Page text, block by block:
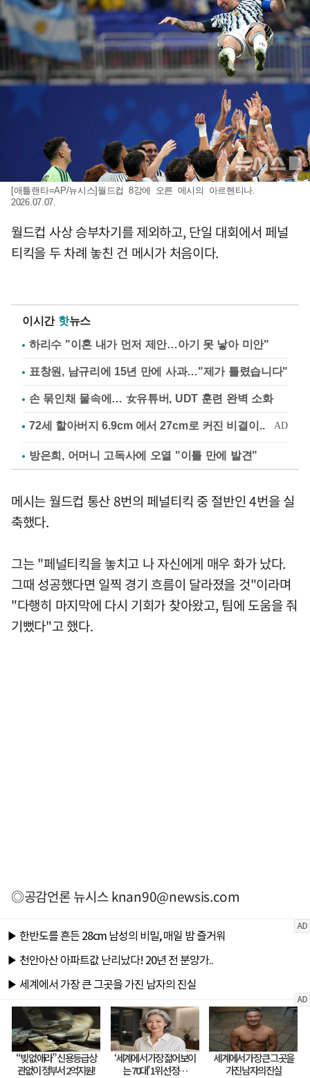
[애틀랜타=AP/뉴시스]월드컵 8강에 오른 메시의 아르헨티나.
2026.07.07.
월드컵 사상 승부차기를 제외하고, 단일 대회에서 페널
티킥을 두 차례 놓친 건 메시가 처음이다.
이시간 핫뉴스
하리수 "이혼 내가 먼저 제안…아기 못 낳아 미안"
표창원, 남규리에 15년 만에 사과…"제가 틀렸습니다"
손 묶인채 물속에… 女유튜버, UDT 훈련 완벽 소화
방은희, 어머니 고독사에 오열 "이틀 만에 발견"
메시는 월드컵 통산 8번의 페널티킥 중 절반인 4번을 실
축했다.
그는 "페널티킥을 놓치고 나 자신에게 매우 화가 났다.
그때 성공했다면 일찍 경기 흐름이 달라졌을 것"이라며
"다행히 마지막에 다시 기회가 찾아왔고, 팀에 도움을 줘
기뻤다"고 했다.
◎공감언론 뉴시스knan90@newsis.com